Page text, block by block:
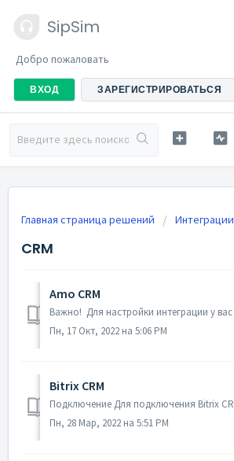
SipSim
Добро пожаловать
ВХОД ЗАРЕГИСТРИРОВАТЬСЯ
Главная страница решений Интеграции
CRM
Amo CRM
Пн, 17 Окт, 2022 на 5:06 PM
Bitrix CRM
Пн, 28 Мар, 2022 на 5:51 PM